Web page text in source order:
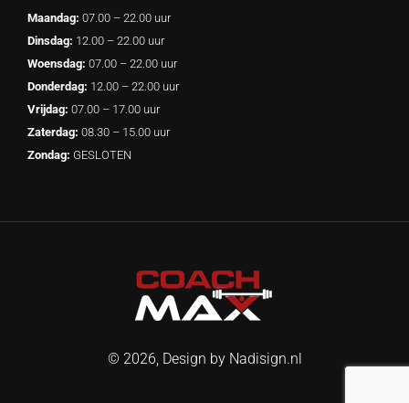
Maandag: 07.00 – 22.00 uur
Dinsdag: 12.00 – 22.00 uur
Woensdag: 07.00 – 22.00 uur
Donderdag: 12.00 – 22.00 uur
Vrijdag: 07.00 – 17.00 uur
Zaterdag: 08.30 – 15.00 uur
Zondag: GESLOTEN
© 2026, Design by Nadisign.nl